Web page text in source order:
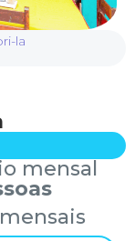
mensal
mensais
la